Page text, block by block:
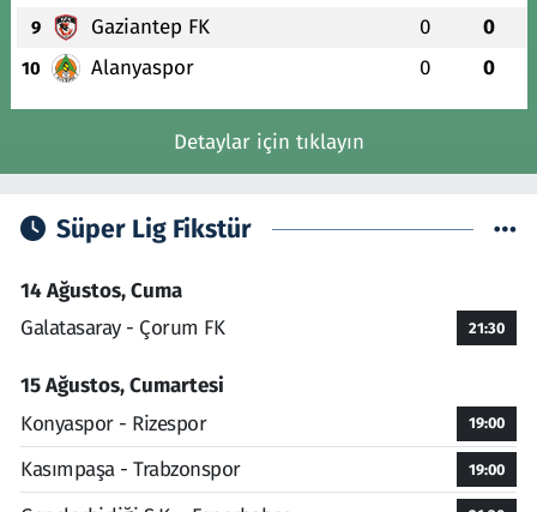
9 Gaziantep FK 0 0
10 Alanyaspor 0 0
Detaylar için tıklayın
Süper Lig Fikstür
14 Ağustos, Cuma
Galatasaray - Çorum FK
21:30
15 Ağustos, Cumartesi
Konyaspor - Rizespor
19:00
Kasımpaşa - Trabzonspor 19:00